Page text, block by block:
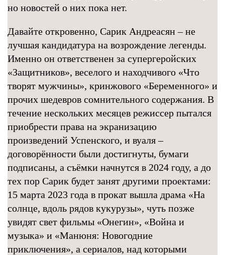
но новостей о них пока нет.
Давайте откровенно, Сарик Андреасян – не
лучшая кандидатура на возрождение легенды.
Именно он ответственен за супергеройских
«Защитников», веселого и находчивого «Что
творят мужчины», кринжового «Беременного» и
прочих шедевров сомнительного содержания. В
течение нескольких месяцев режиссер пытался
приобрести права на экранизацию
произведений Успенского, и вуаля –
договорённости были достигнуты, бумаги
подписаны, а съёмки начнутся в 2024 году, а до
тех пор Сарик будет занят другими проектами:
15 марта 2023 года в прокат вышла драма «На
солнце, вдоль рядов кукурузы», чуть позже
увидят свет фильмы «Онегин», «Война и
музыка» и «Манюня: Новогодние
приключения», а сериалов, над которыми